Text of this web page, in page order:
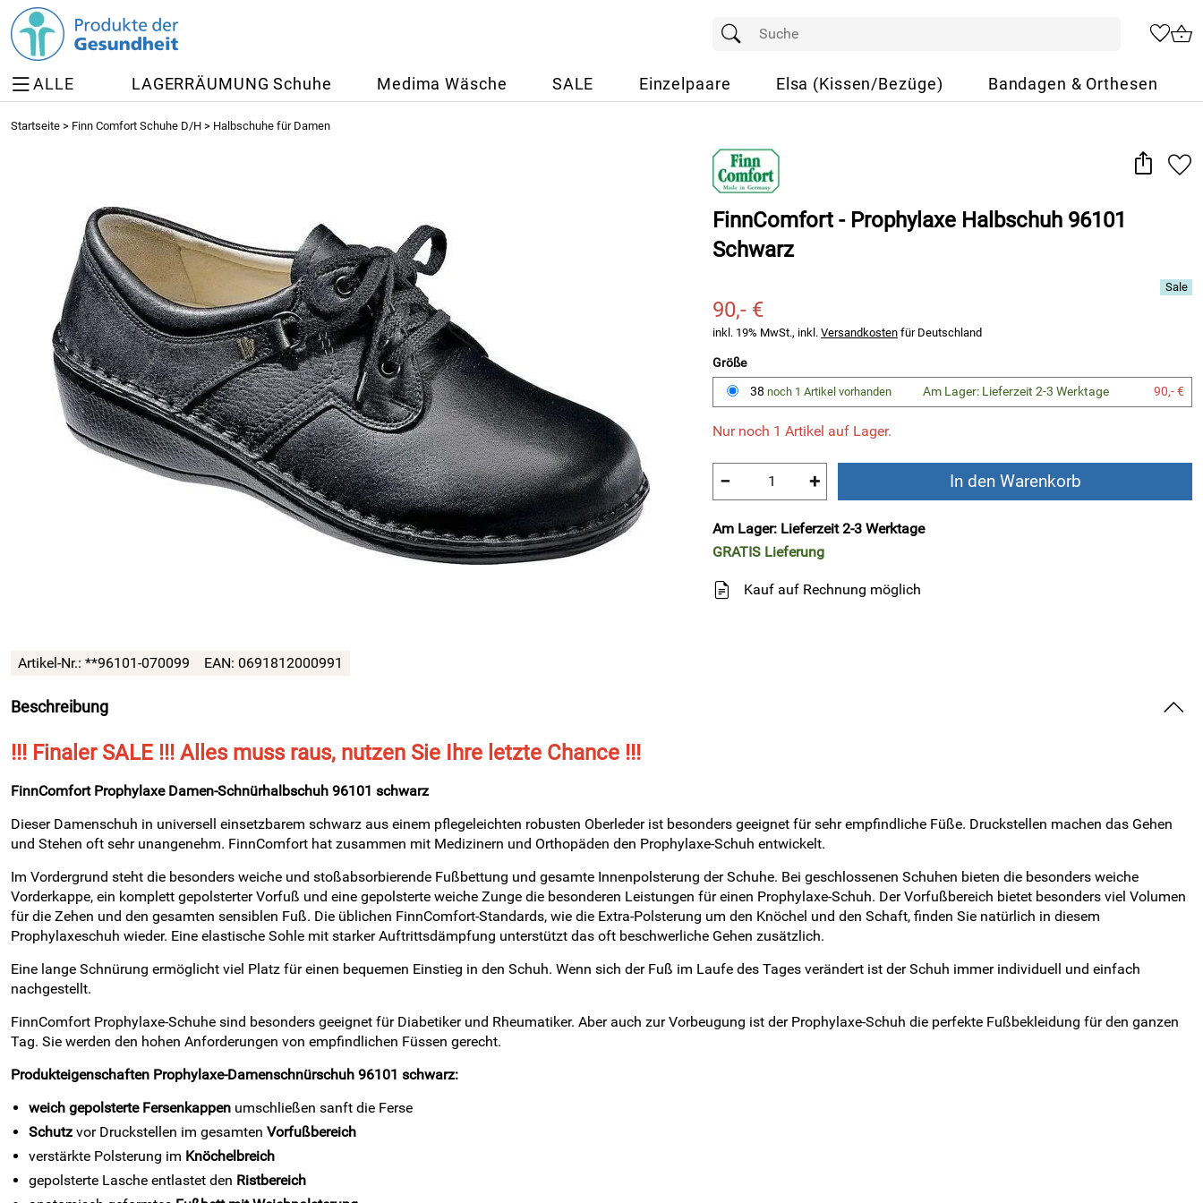
ALLE LAGERRÄUMUNG Schuhe Medima Wäsche SALE Einzelpaare Elsa (Kissen/Bezüge) Bandagen & Orthesen
Startseite > Finn Comfort Schuhe D/H > Halbschuhe für Damen
FinnComfort - Prophylaxe Halbschuh 96101
Schwarz
90,- €
inkl. 19% MwSt., inkl. Versandkosten für Deutschland
Größe
38 noch 1 Artikel vorhanden Am Lager: Lieferzeit 2-3 Werktage 90,- €
Nur noch 1 Artikel auf Lager.
− + In den Warenkorb
Am Lager: Lieferzeit 2-3 Werktage
GRATIS Lieferung
Kauf auf Rechnung möglich
Artikel-Nr.: **96101-070099 EAN: 0691812000991
Beschreibung
!!! Finaler SALE !!! Alles muss raus, nutzen Sie Ihre letzte Chance !!!
FinnComfort Prophylaxe Damen-Schnürhalbschuh 96101 schwarz
Dieser Damenschuh in universell einsetzbarem schwarz aus einem pflegeleichten robusten Oberleder ist besonders geeignet für sehr empfindliche Füße. Druckstellen machen das Gehen
und Stehen oft sehr unangenehm. FinnComfort hat zusammen mit Medizinern und Orthopäden den Prophylaxe-Schuh entwickelt.
Im Vordergrund steht die besonders weiche und stoßabsorbierende Fußbettung und gesamte Innenpolsterung der Schuhe. Bei geschlossenen Schuhen bieten die besonders weiche
Vorderkappe, ein komplett gepolsterter Vorfuß und eine gepolsterte weiche Zunge die besonderen Leistungen für einen Prophylaxe-Schuh. Der Vorfußbereich bietet besonders viel Volumen
für die Zehen und den gesamten sensiblen Fuß. Die üblichen FinnComfort-Standards, wie die Extra-Polsterung um den Knöchel und den Schaft, finden Sie natürlich in diesem
Prophylaxeschuh wieder. Eine elastische Sohle mit starker Auftrittsdämpfung unterstützt das oft beschwerliche Gehen zusätzlich.
Eine lange Schnürung ermöglicht viel Platz für einen bequemen Einstieg in den Schuh. Wenn sich der Fuß im Laufe des Tages verändert ist der Schuh immer individuell und einfach
nachgestellt.
FinnComfort Prophylaxe-Schuhe sind besonders geeignet für Diabetiker und Rheumatiker. Aber auch zur Vorbeugung ist der Prophylaxe-Schuh die perfekte Fußbekleidung für den ganzen
Tag. Sie werden den hohen Anforderungen von empfindlichen Füssen gerecht.
Produkteigenschaften Prophylaxe-Damenschnürschuh 96101 schwarz:
weich gepolsterte Fersenkappen umschließen sanft die Ferse
Schutz vor Druckstellen im gesamten Vorfußbereich
verstärkte Polsterung im Knöchelbreich
gepolsterte Lasche entlastet den Ristbereich